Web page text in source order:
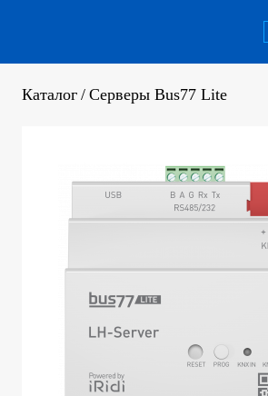
Каталог / Серверы Bus77 Lite